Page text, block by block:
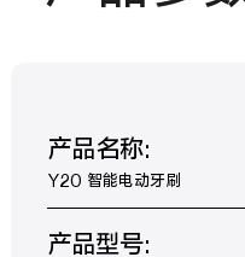
产品名称:
Y20 智能电动牙刷
产品型号: